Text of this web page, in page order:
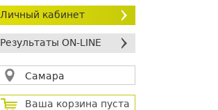
Личный кабинет
Результаты ON-LINE
Самара
Ваша корзина пуста